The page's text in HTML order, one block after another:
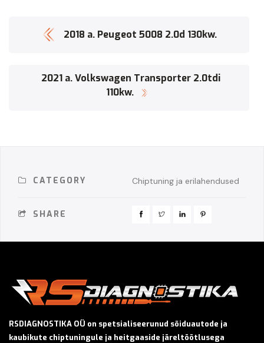
2018 a. Peugeot 5008 2.0d 130kw.
2021 a. Volkswagen Transporter 2.0tdi
110kw.
CATEGORY Chiptuning ja erilahendused
SHARE
RSDIAGNOSTIKA OÜ on spetsialiseerunud sõiduautode ja
kaubikute chiptuningule ja heitgaaside järeltöötlusega